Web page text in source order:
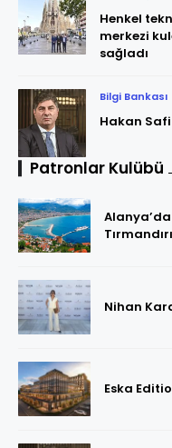
Henkel
merkezi
sağladı
Bilgi Bankası
Hakan
Patronlar Kulübü
Nihan
Eska